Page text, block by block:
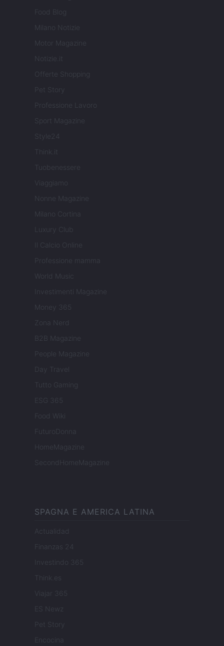
Food Blog
Milano Notizie
Motor Magazine
Notizie.it
Offerte Shopping
Pet Story
Professione Lavoro
Sport Magazine
Style24
Think.it
Tuobenessere
Viaggiamo
Nonne Magazine
Milano Cortina
Luxury Club
Il Calcio Online
Professione mamma
World Music
Investimenti Magazine
Money 365
Zona Nerd
B2B Magazine
People Magazine
Day Travel
Tutto Gaming
ESG 365
Food Wiki
FuturoDonna
HomeMagazine
SecondHomeMagazine
SPAGNA E AMERICA LATINA
Actualidad
Finanzas 24
Investindo 365
Think.es
Viajar 365
ES Newz
Pet Story
Encocina